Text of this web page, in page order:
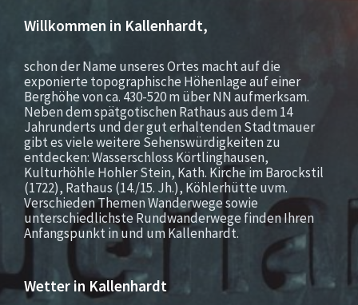
Willkommen in Kallenhardt,
schon der Name unseres Ortes macht auf die
exponierte topographische Höhenlage auf einer
Berghöhe von ca. 430-520 m über NN aufmerksam.
Neben dem spätgotischen Rathaus aus dem 14
Jahrunderts und der gut erhaltenden Stadtmauer
gibt es viele weitere Sehenswürdigkeiten zu
entdecken: Wasserschloss Körtlinghausen,
Kulturhöhle Hohler Stein, Kath. Kirche im Barockstil
(1722), Rathaus (14./15. Jh.), Köhlerhütte uvm.
Verschieden Themen Wanderwege sowie
unterschiedlichste Rundwanderwege finden Ihren
Anfangspunkt in und um Kallenhardt.
Wetter in Kallenhardt